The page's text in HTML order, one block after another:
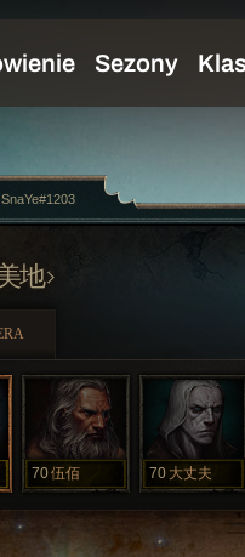
地
70伍佰 70 大丈夫
SnaYe#1203